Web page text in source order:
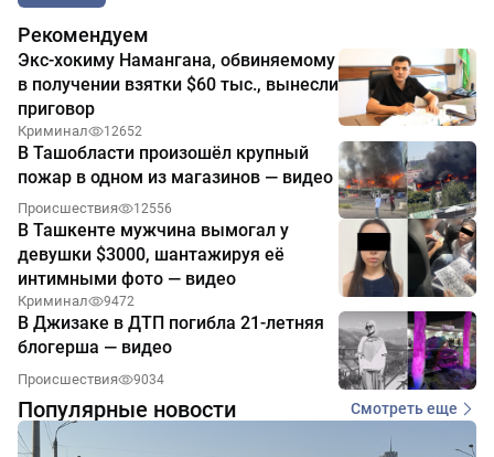
Рекомендуем
Экс-хокиму Намангана, обвиняемому
в получении взятки $60 тыс., вынесли
приговор
Криминал 12652
В Ташобласти произошёл крупный
пожар в одном из магазинов — видео
Происшествия 12556
В Ташкенте мужчина вымогал у
девушки $3000, шантажируя её
интимными фото — видео
Криминал 9472
В Джизаке в ДТП погибла 21-летняя
блогерша — видео
Происшествия 9034
Популярные новости Смотреть еще